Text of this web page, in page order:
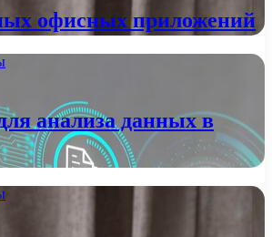
офисных приложений
анализа данных в